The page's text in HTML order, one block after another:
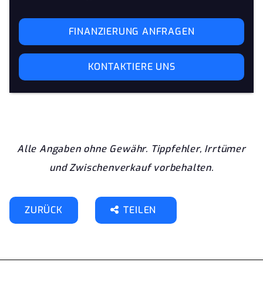
FINANZIERUNG ANFRAGEN
KONTAKTIERE UNS
Alle Angaben ohne Gewähr. Tippfehler, Irrtümer
und Zwischenverkauf vorbehalten.
ZURÜCK TEILEN